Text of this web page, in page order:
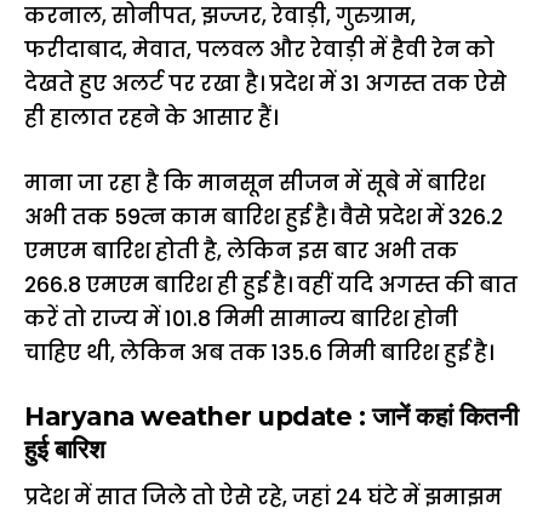
करनाल, सोनीपत, झज्जर, रेवाड़ी, गुरुग्राम,
फरीदाबाद, मेवात, पलवल और रेवाड़ी में हैवी रेन को
देखते हुए अलर्ट पर रखा है। प्रदेश में 31 अगस्त तक ऐसे
ही हालात रहने के आसार हैं।
माना जा रहा है कि मानसून सीजन में सूबे में बारिश
अभी तक 59त्‍‌न काम बारिश हुई है। वैसे प्रदेश में 326.2
एमएम बारिश होती है, लेकिन इस बार अभी तक
266.8 एमएम बारिश ही हुई है। वहीं यदि अगस्त की बात
करें तो राज्य में 101.8 मिमी सामान्य बारिश होनी
चाहिए थी, लेकिन अब तक 135.6 मिमी बारिश हुई है।
Haryana weather update : जानें कहां कितनी
हुई बारिश
प्रदेश में सात जिले तो ऐसे रहे, जहां 24 घंटे में झमाझम